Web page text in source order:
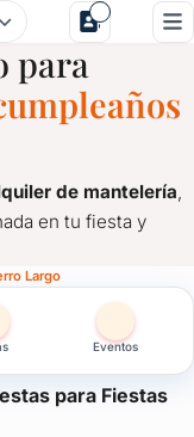
Infantiles en Cerro
para
de mantelería
en tu fiesta y
Largo
Eventos
para Fiestas
Infantiles en Cerro
de mantelería